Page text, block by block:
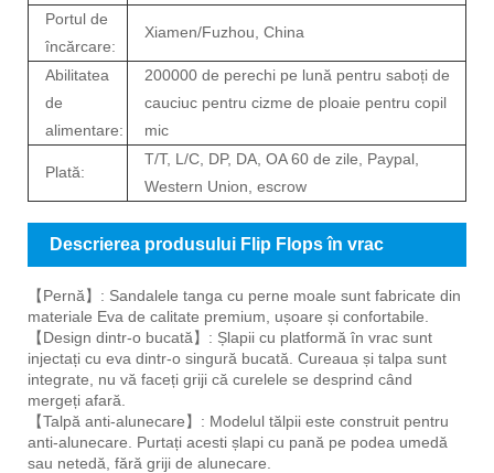
Portul de
încărcare:
Xiamen/Fuzhou, China
Abilitatea
de
alimentare:
200000 de perechi pe lună pentru saboți de
cauciuc pentru cizme de ploaie pentru copil
mic
Plată:
T/T, L/C, DP, DA, OA 60 de zile, Paypal,
Western Union, escrow
Descrierea produsului Flip Flops în vrac
【Pernă】: Sandalele tanga cu perne moale sunt fabricate din
materiale Eva de calitate premium, ușoare și confortabile.
【Design dintr-o bucată】: Șlapii cu platformă în vrac sunt
injectați cu eva dintr-o singură bucată. Cureaua și talpa sunt
integrate, nu vă faceți griji că curelele se desprind când
mergeți afară.
【Talpă anti-alunecare】: Modelul tălpii este construit pentru
anti-alunecare. Purtați acesti șlapi cu pană pe podea umedă
sau netedă, fără griji de alunecare.